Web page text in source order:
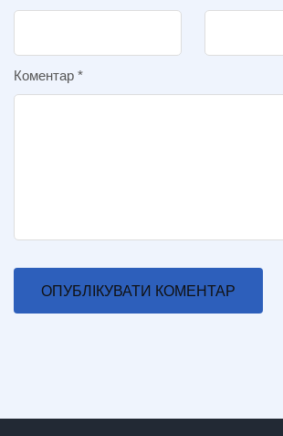
Коментар *